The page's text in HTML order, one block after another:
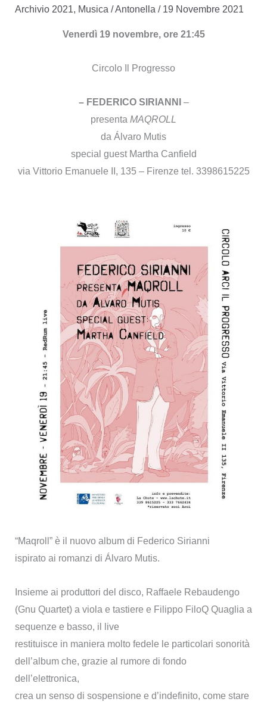
Archivio 2021, Musica /Antonella / 19 Novembre 2021
Venerdì 19 novembre, ore 21:45
Circolo Il Progresso
– FEDERICO SIRIANNI –
presenta MAQROLL
da Álvaro Mutis
special guest Martha Canfield
via Vittorio Emanuele II, 135 – Firenze tel. 3398615225
“Maqroll” è il nuovo album di Federico Sirianni
ispirato ai romanzi di Álvaro Mutis.
Insieme ai produttori del disco, Raffaele Rebaudengo
(Gnu Quartet) a viola e tastiere e Filippo FiloQ Quaglia a
sequenze e basso, il live
restituisce in maniera molto fedele le particolari sonorità
dell’album che, grazie al rumore di fondo
dell’elettronica,
crea un senso di sospensione e d’indefinito, come stare